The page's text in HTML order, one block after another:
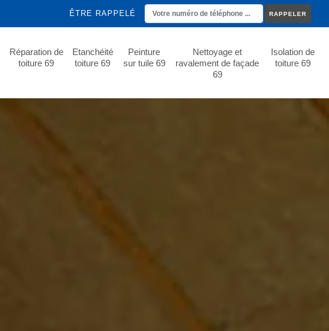
ÊTRE RAPPELÉ
Réparation de
toiture 69
Etanchéité
toiture 69
Peinture
sur tuile 69
Nettoyage et
ravalement de façade
69
Isolation de
toiture 69